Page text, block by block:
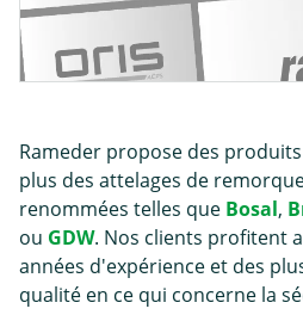
Rameder propose des
plus des attelages de
renommées telles que Bosal,
ou GDW. Nos clients profitent
années d'expérience et des
qualité en ce qui concerne la